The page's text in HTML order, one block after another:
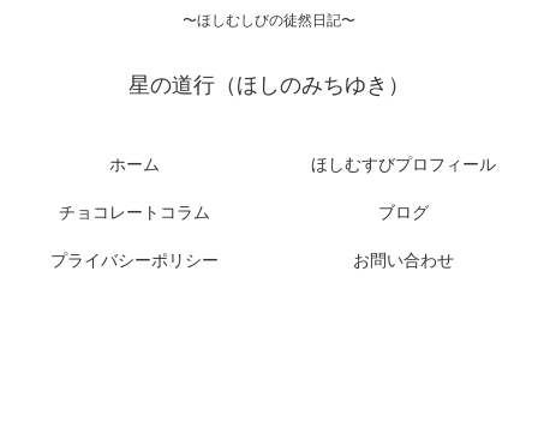
〜ほしむしびの徒然日記〜
星の道行（ほしのみちゆき）
ホーム ほしむすびプロフィール
チョコレートコラム ブログ
プライバシーポリシー お問い合わせ